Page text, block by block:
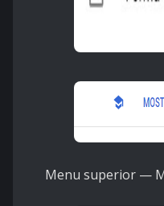
Menu superior —